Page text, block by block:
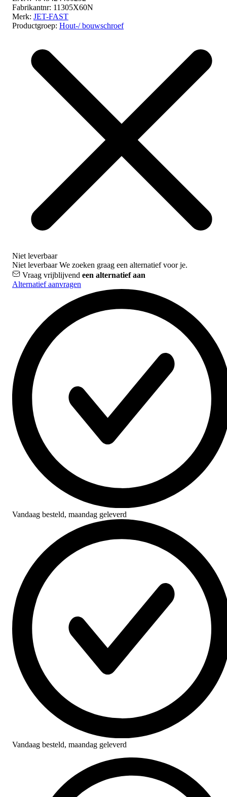
Fabrikantnr: 11305X60N
Merk: JET-FAST
Productgroep: Hout-/ bouwschroef
Niet leverbaar
Niet leverbaarWe zoeken graag een alternatief voor je.
Vraag vrijblijvend een alternatief aan
Alternatief aanvragen
Vandaag besteld, maandag geleverd
Vandaag besteld, maandag geleverd